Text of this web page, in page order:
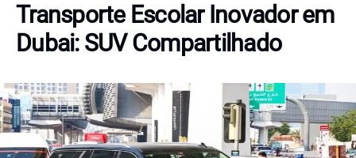
Transporte Escolar Inovador em
Dubai: SUV Compartilhado